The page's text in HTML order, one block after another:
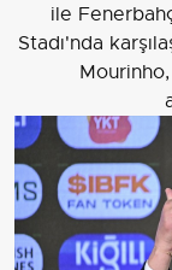
ile
Stadı'nda